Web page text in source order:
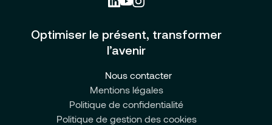
Optimiser le présent, transformer
l’avenir
Nous contacter
Mentions légales
Politique de confidentialité
Politique de gestion des cookies